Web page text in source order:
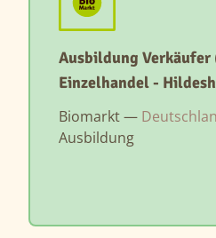
Ausbildung
Einzelhandel -
Biomarkt —
Ausbildung